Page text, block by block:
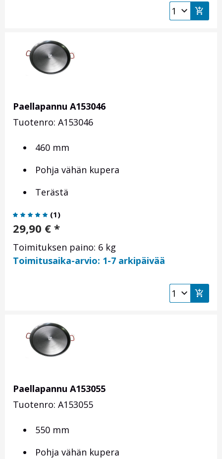
Paellapannu A153046
Tuotenro: A153046
460 mm
Pohja vähän kupera
Terästä
(1)
29,90 € *
Toimituksen paino: 6 kg
Toimitusaika-arvio: 1-7 arkipäivää
Paellapannu A153055
Tuotenro: A153055
550 mm
Pohja vähän kupera